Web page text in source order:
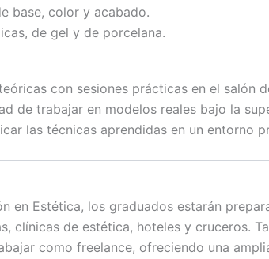
base, color y acabado.
de gel y de porcelana.
con sesiones prácticas en el salón
de trabajar en modelos reales bajo la
las técnicas aprendidas en un entorno
en Estética, los graduados estarán
clínicas de estética, hoteles y cruceros.
como freelance, ofreciendo una